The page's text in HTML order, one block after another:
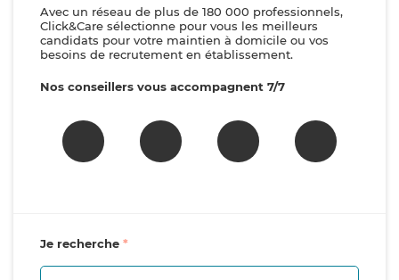
Avec un réseau de plus de 180 000 professionnels,
Click&Care sélectionne pour vous les meilleurs
candidats pour votre maintien à domicile ou vos
besoins de recrutement en établissement.
Nos conseillers vous accompagnent 7/7
Je recherche